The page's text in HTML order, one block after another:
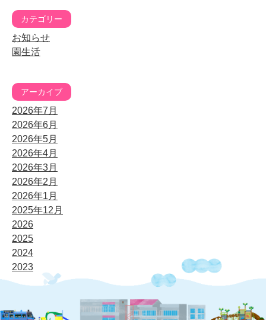
カテゴリー
お知らせ
園生活
アーカイブ
2026年7月
2026年6月
2026年5月
2026年4月
2026年3月
2026年2月
2026年1月
2025年12月
2026
2025
2024
2023